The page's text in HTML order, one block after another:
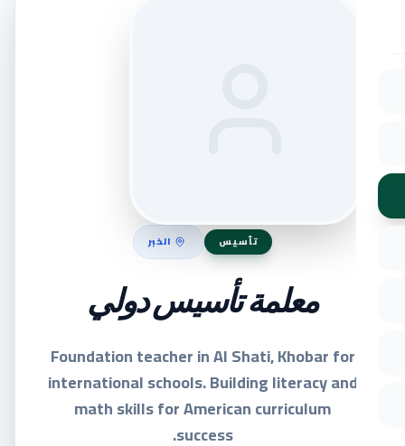
تأسيس الخبر
معلمة تأسيس دولي
Foundation teacher in Al Shati, Khobar for
international schools. Building literacy and
math skills for American curriculum
success.